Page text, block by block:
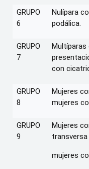
GRUPO
6
Nulípara
podálica.
GRUPO
7
Multíparas
con
GRUPO
8
Mujeres
mujeres
GRUPO
9
Mujeres
transversa
mujeres